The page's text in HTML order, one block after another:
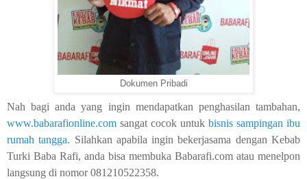
Dokumen Pribadi
Nah bagi anda yang ingin mendapatkan penghasilan tambahan,
www.babarafionline.com sangat cocok untuk bisnis sampingan ibu
rumah tangga. Silahkan apabila ingin bekerjasama dengan Kebab
Turki Baba Rafi, anda bisa membuka Babarafi.com atau menelpon
langsung di nomor 081210522358.